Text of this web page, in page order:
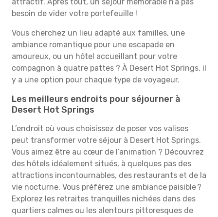
besoin de vider votre portefeuille !
Vous cherchez un lieu adapté aux familles, une
ambiance romantique pour une escapade en
amoureux, ou un hôtel accueillant pour votre
compagnon à quatre pattes ? À Desert Hot Springs, il
y a une option pour chaque type de voyageur.
Les meilleurs endroits pour séjourner à
Desert Hot Springs
L’endroit où vous choisissez de poser vos valises
peut transformer votre séjour à Desert Hot Springs.
Vous aimez être au cœur de l’animation ? Découvrez
des hôtels idéalement situés, à quelques pas des
attractions incontournables, des restaurants et de la
vie nocturne. Vous préférez une ambiance paisible ?
Explorez les retraites tranquilles nichées dans des
quartiers calmes ou les alentours pittoresques de